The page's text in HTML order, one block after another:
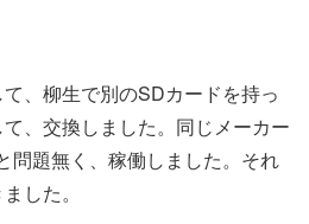
、柳生で別のSDカードを持っ
、交換しました。同じメーカー
問題無く、稼働しました。それ
した。